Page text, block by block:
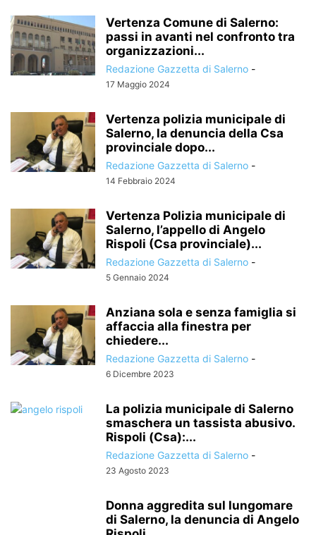
Vertenza Comune di Salerno:
passi in avanti nel confronto tra
organizzazioni...
Redazione Gazzetta di Salerno -
17 Maggio 2024
Vertenza polizia municipale di
Salerno, la denuncia della Csa
provinciale dopo...
Redazione Gazzetta di Salerno -
14 Febbraio 2024
Vertenza Polizia municipale di
Salerno, l’appello di Angelo
Rispoli (Csa provinciale)...
Redazione Gazzetta di Salerno -
5 Gennaio 2024
Anziana sola e senza famiglia si
affaccia alla finestra per
chiedere...
Redazione Gazzetta di Salerno -
6 Dicembre 2023
La polizia municipale di Salerno
smaschera un tassista abusivo.
Rispoli (Csa):...
Redazione Gazzetta di Salerno -
23 Agosto 2023
Donna aggredita sul lungomare
di Salerno, la denuncia di Angelo